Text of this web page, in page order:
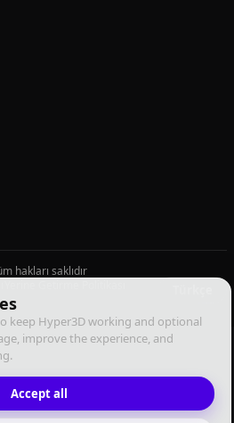
keep Hyper3D working and optional
improve the experience, and
Accept all
hakları saklıdır